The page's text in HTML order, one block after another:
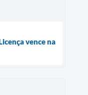
vence na